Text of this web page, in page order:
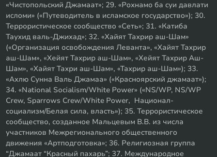
«Чистопольский Джамаат»; 29. «Рохнамо ба суи давлати
исломи» («Путеводитель в исламское государство»); 30.
Террористическое сообщество «Сеть»; 31. «Катиба
Таухид валь-Джихад»; 32. «Хайят Тахрир аш-Шам»
(«Организация освобождения Леванта», «Хайят Тахрир
аш-Шам», «Хейят Тахрир аш-Шам», «Хейят Тахрир Аш-
Шам», «Хайят Тахри аш-Шам», «Тахрир аш-Шам»); 33.
«Ахлю Сунна Валь Джамаа» («Красноярский джамаат»);
34. «National Socialism/White Power» («NS/WP, NS/WP
Crew, Sparrows Crew/White Power, Национал-
социализм/Белая сила, власть»); 35. Террористическое
сообщество, созданное Мальцевым В.В. из числа
участников Межрегионального общественного
движения «Артподготовка»; 36. Религиозная группа
“Джамаат “Красный пахарь”; 37. Международное